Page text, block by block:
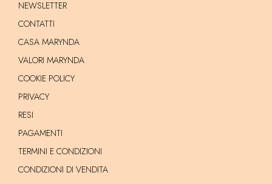
NEWSLETTER
CONTATTI
CASA MARYNDA
VALORI MARYNDA
COOKIE POLICY
PRIVACY
RESI
PAGAMENTI
TERMINI E CONDIZIONI
CONDIZIONI DI VENDITA